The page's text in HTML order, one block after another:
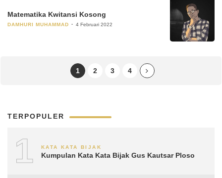
Matematika Kwitansi Kosong
DAMHURI MUHAMMAD 4 Februari 2022
1 2 3 4
TERPOPULER
1 KATA KATA BIJAK
Kumpulan Kata Kata Bijak Gus Kautsar Ploso